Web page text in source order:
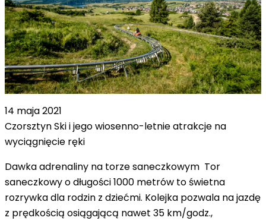
14 maja 2021
Czorsztyn Ski i jego wiosenno-letnie atrakcje na
wyciągnięcie ręki
Dawka adrenaliny na torze saneczkowym Tor
saneczkowy o długości 1000 metrów to świetna
rozrywka dla rodzin z dziećmi. Kolejka pozwala na jazdę
z prędkością osiągającą nawet 35 km/godz.,